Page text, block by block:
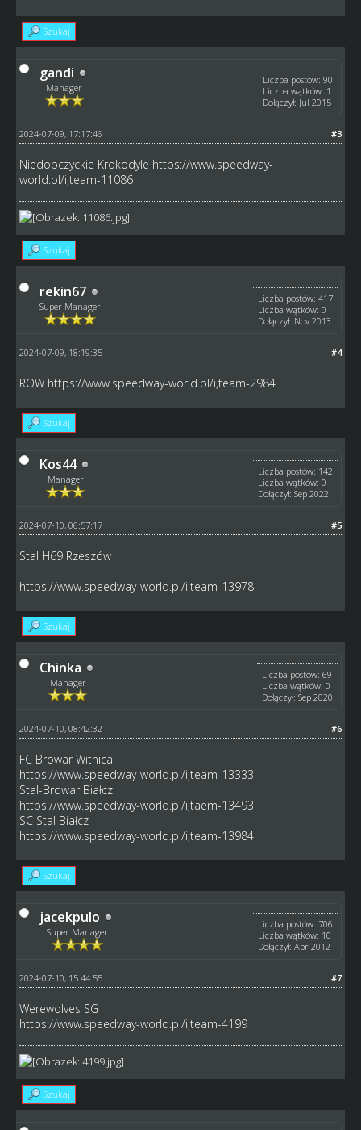
Szukaj
gandi
Manager
Liczba postów: 90
Liczba wątków: 1
Dołączył: Jul 2015
#3
2024-07-09, 17:17:46
Niedobczyckie Krokodyle https://www.speedway-
world.pl/i,team-11086
Szukaj
rekin67
Super Manager
Liczba postów: 417
Liczba wątków: 0
Dołączył: Nov 2013
#4
2024-07-09, 18:19:35
ROW https://www.speedway-world.pl/i,team-2984
Szukaj
Kos44
Manager
Liczba postów: 142
Liczba wątków: 0
Dołączył: Sep 2022
#5
2024-07-10, 06:57:17
Stal H69 Rzeszów
https://www.speedway-world.pl/i,team-13978
Szukaj
Chinka
Manager
Liczba postów: 69
Liczba wątków: 0
Dołączył: Sep 2020
#6
2024-07-10, 08:42:32
FC Browar Witnica
https://www.speedway-world.pl/i,team-13333
Stal-Browar Białcz
https://www.speedway-world.pl/i,taem-13493
SC Stal Białcz
https://www.speedway-world.pl/i,team-13984
Szukaj
jacekpulo
Super Manager
Liczba postów: 706
Liczba wątków: 10
Dołączył: Apr 2012
#7
2024-07-10, 15:44:55
Werewolves SG
https://www.speedway-world.pl/i,team-4199
Szukaj